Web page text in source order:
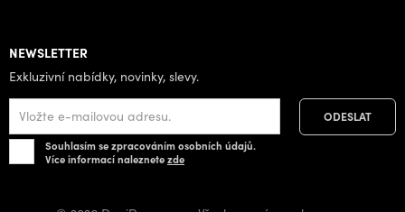
NEWSLETTER
Exkluzivní nabídky, novinky, slevy.
Souhlasím se zpracováním osobních údajů.
Více informací naleznetezde